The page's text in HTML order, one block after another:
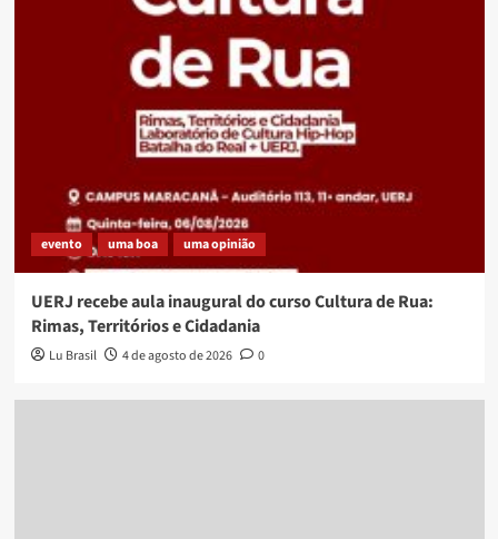
evento uma boa uma opinião
UERJ recebe aula inaugural do curso Cultura de Rua:
Rimas, Territórios e Cidadania
Lu Brasil 4 de agosto de 2026 0